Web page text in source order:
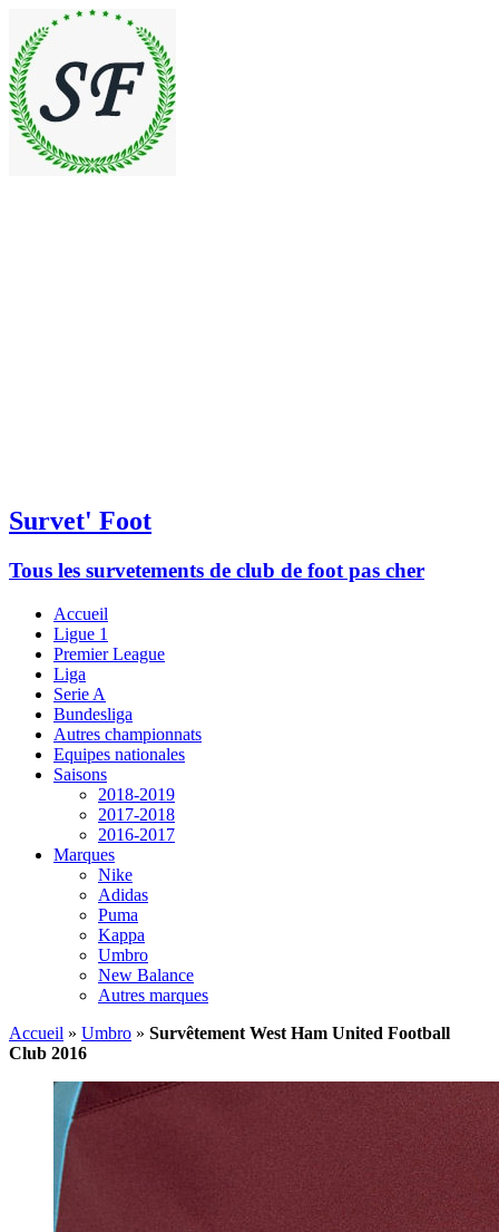
Survet' Foot
Tous les survetements de club de foot pas cher
Accueil
Ligue 1
Premier League
Liga
Serie A
Bundesliga
Autres championnats
Equipes nationales
Saisons
2018-2019
2017-2018
2016-2017
Marques
Nike
Adidas
Puma
Kappa
Umbro
New Balance
Autres marques
Accueil » Umbro » Survêtement West Ham United Football
Club 2016